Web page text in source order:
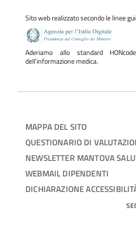
Sito web realizzato secondo le linee
Aderiamo allo standard
dell'informazione medica.
MAPPA DEL SITO
QUESTIONARIO DI
NEWSLETTER MANTOVA
WEBMAIL DIPENDENTI
DICHIARAZIONE